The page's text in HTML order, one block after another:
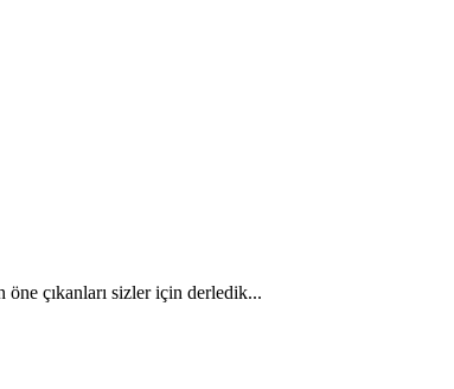
öne çıkanları sizler için derledik...